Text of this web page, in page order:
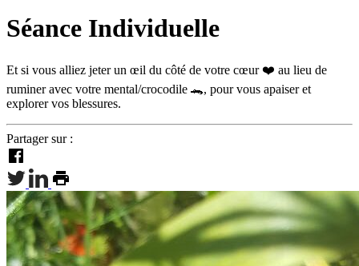
Séance Individuelle
Et si vous alliez jeter un œil du côté de votre cœur ❤️ au lieu de
ruminer avec votre mental/crocodile 🐊, pour vous apaiser et
explorer vos blessures.
Partager sur :